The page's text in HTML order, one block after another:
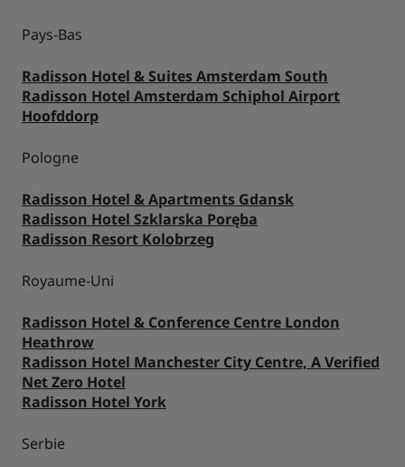
Pays-Bas
Radisson Hotel & Suites Amsterdam South
Radisson Hotel Amsterdam Schiphol Airport
Hoofddorp
Pologne
Radisson Hotel & Apartments Gdansk
Radisson Hotel Szklarska Poręba
Radisson Resort Kolobrzeg
Royaume-Uni
Radisson Hotel & Conference Centre London
Heathrow
Radisson Hotel Manchester City Centre, A Verified
Net Zero Hotel
Radisson Hotel York
Serbie